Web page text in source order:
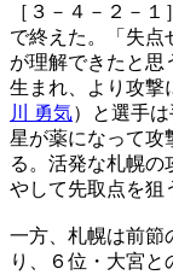
［３－４－２－
で終えた。「失点
が理解できたと思
生まれ、より攻撃
川 勇気）と選手
星が薬になって攻
る。活発な札幌の
やして先取点を狙
一方、札幌は前節
り、６位・大宮と